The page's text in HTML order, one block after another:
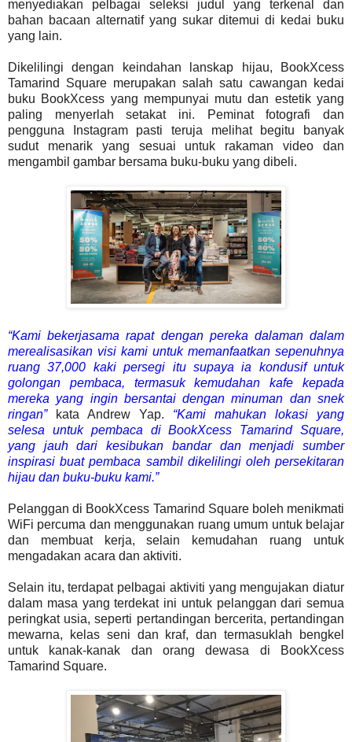
menyediakan pelbagai seleksi judul yang terkenal dan
bahan bacaan alternatif yang sukar ditemui di kedai buku
yang lain.
Dikelilingi dengan keindahan lanskap hijau, BookXcess
Tamarind Square merupakan salah satu cawangan kedai
buku BookXcess yang mempunyai mutu dan estetik yang
paling menyerlah setakat ini. Peminat fotografi dan
pengguna Instagram pasti teruja melihat begitu banyak
sudut menarik yang sesuai untuk rakaman video dan
mengambil gambar bersama buku-buku yang dibeli.
“Kami bekerjasama rapat dengan pereka dalaman dalam
merealisasikan visi kami untuk memanfaatkan sepenuhnya
ruang 37,000 kaki persegi itu supaya ia kondusif untuk
golongan pembaca, termasuk kemudahan kafe kepada
mereka yang ingin bersantai dengan minuman dan snek
ringan”kata Andrew Yap. “Kami mahukan lokasi yang
selesa untuk pembaca di BookXcess Tamarind Square,
yang jauh dari kesibukan bandar dan menjadi sumber
inspirasi buat pembaca sambil dikelilingi oleh persekitaran
hijau dan buku-buku kami.”
Pelanggan di BookXcess Tamarind Square boleh menikmati
WiFi percuma dan menggunakan ruang umum untuk belajar
dan membuat kerja, selain kemudahan ruang untuk
mengadakan acara dan aktiviti.
Selain itu, terdapat pelbagai aktiviti yang mengujakan diatur
dalam masa yang terdekat ini untuk pelanggan dari semua
peringkat usia, seperti pertandingan bercerita, pertandingan
mewarna, kelas seni dan kraf, dan termasuklah bengkel
untuk kanak-kanak dan orang dewasa di BookXcess
Tamarind Square.